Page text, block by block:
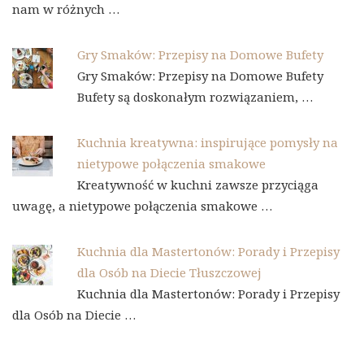
nam w różnych …
Gry Smaków: Przepisy na Domowe Bufety
Gry Smaków: Przepisy na Domowe Bufety
Bufety są doskonałym rozwiązaniem, …
Kuchnia kreatywna: inspirujące pomysły na
nietypowe połączenia smakowe
Kreatywność w kuchni zawsze przyciąga
uwagę, a nietypowe połączenia smakowe …
Kuchnia dla Mastertonów: Porady i Przepisy
dla Osób na Diecie Tłuszczowej
Kuchnia dla Mastertonów: Porady i Przepisy
dla Osób na Diecie …